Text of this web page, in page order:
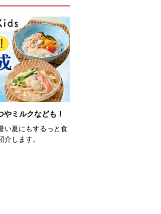
ミルクなども！
い夏にもするっと食
します。